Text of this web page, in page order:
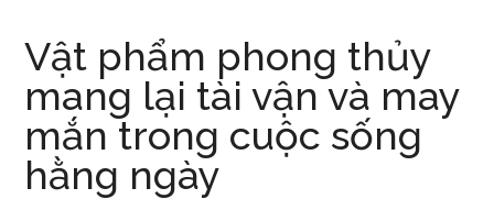
kỵ
và
cách
thờ
cúng
Vật phẩm phong thủy
mang lại tài vận và may
mắn trong cuộc sống
hằng ngày